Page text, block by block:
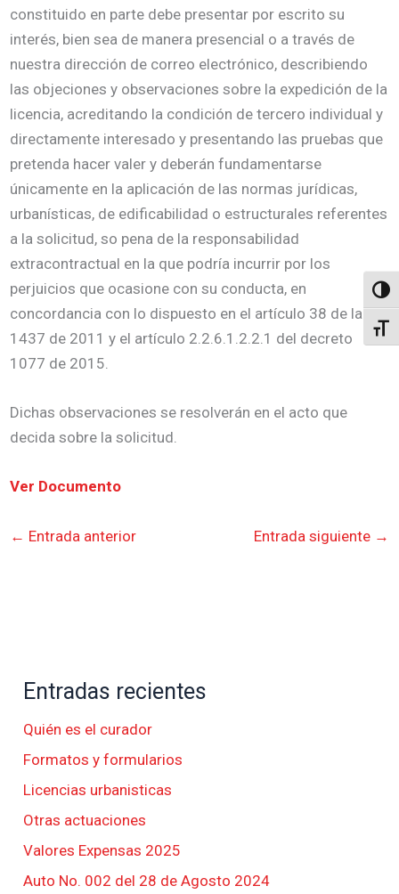
constituido en parte debe presentar por escrito su
interés, bien sea de manera presencial o a través de
nuestra dirección de correo electrónico, describiendo
las objeciones y observaciones sobre la expedición de la
licencia, acreditando la condición de tercero individual y
directamente interesado y presentando las pruebas que
pretenda hacer valer y deberán fundamentarse
únicamente en la aplicación de las normas jurídicas,
urbanísticas, de edificabilidad o estructurales referentes
a la solicitud, so pena de la responsabilidad
extracontractual en la que podría incurrir por los
perjuicios que ocasione con su conducta, en
concordancia con lo dispuesto en el artículo 38 de la ley
1437 de 2011 y el artículo 2.2.6.1.2.2.1 del decreto
1077 de 2015.
Dichas observaciones se resolverán en el acto que
decida sobre la solicitud.
Ver Documento
← Entrada anterior Entrada siguiente →
Entradas recientes
Quién es el curador
Formatos y formularios
Licencias urbanisticas
Otras actuaciones
Valores Expensas 2025
Auto No. 002 del 28 de Agosto 2024